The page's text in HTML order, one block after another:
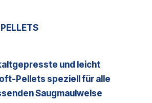
PELLETS
und leicht
Pellets speziell für alle
Saugmaulwelse